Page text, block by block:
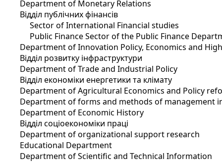
Department of Monetary Relations
Відділ публічних фінансів
Sector of International Financial studies
Public Finance Sector of the Public Finance
Department of Innovation Policy, Economics and
Відділ розвитку інфраструктури
Department of Trade and Industrial Policy
Відділ економіки енергетики та клімату
Department of Agricultural Economics and Policy
Department of forms and methods of management
Department of Economic History
Відділ соціоекономіки праці
Department of organizational support research
Educational Department
Department of Scientific and Technical Information